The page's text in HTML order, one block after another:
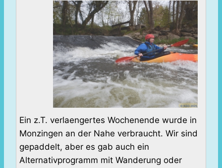
Ein z.T. verlaengertes Wochenende wurde in
Monzingen an der Nahe verbraucht. Wir sind
gepaddelt, aber es gab auch ein
Alternativprogramm mit Wanderung oder